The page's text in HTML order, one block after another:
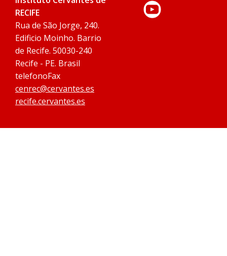
RECIFE
Rua de São Jorge, 240.
Edificio Moinho. Barrio
de Recife. 50030-240
Recife - PE. Brasil
telefonoFax
cenrec@cervantes.es
recife.cervantes.es